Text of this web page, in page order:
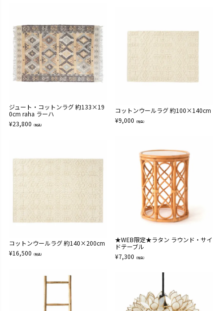
ジュート・コットンラグ 約133×19
0cm raha ラーハ
¥23,800 （税込）
コットンウールラグ 約100×140cm
¥9,000 （税込）
コットンウールラグ 約140×200cm
¥16,500 （税込）
★WEB限定★ラタン ラウンド・サイ
ドテーブル
¥7,300 （税込）